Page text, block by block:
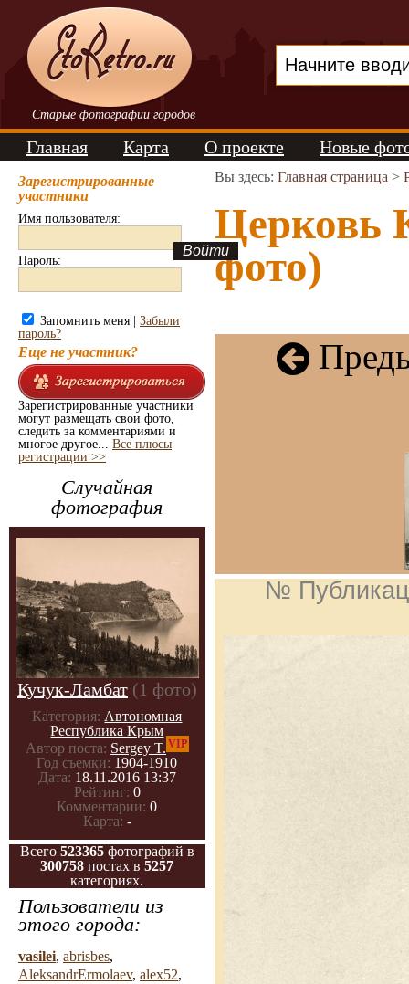
Старые фотографии городов
Главная Карта О проекте Новые
Зарегистрированные
участники
Имя пользователя:
Пароль:
Запомнить меня | Забыли
пароль?
Еще не участник?
Зарегистрированные участники
могут размещать свои фото,
следить за комментариями и
многое другое... Все плюсы
регистрации >>
Случайная
фотография
Кучук-Ламбат (1 фото)
Категория: Автономная
Республика Крым
Автор поста: Sergey T. VIP
Год съемки: 1904-1910
Дата: 18.11.2016 13:37
Рейтинг: 0
Комментарии: 0
Карта: -
Всего 523365 фотографий в
300758 постах в5257
категориях.
Пользователи из
этого города:
vasilei, abrisbes,
AleksandrErmolaev, alex52,
Вы здесь: Главная страница >
Церковь
фото)
№